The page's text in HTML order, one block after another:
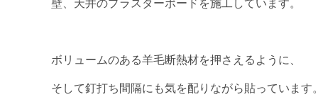
壁、天井のプラスターボードを施工しています。
ボリュームのある羊毛断熱材を押さえるように、
そして釘打ち間隔にも気を配りながら貼っています